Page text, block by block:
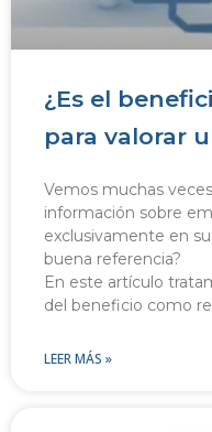
¿Es el
para valorar
Vemos muchas
información sobre
exclusivamente en
buena referencia?
En este artículo
del beneficio como
LEER MÁS »